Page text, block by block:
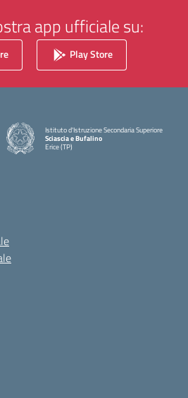
app ufficiale su:
Play Store
Istituto d'Istruzione Secondaria Superiore
Sciascia e Bufalino
Erice (TP)